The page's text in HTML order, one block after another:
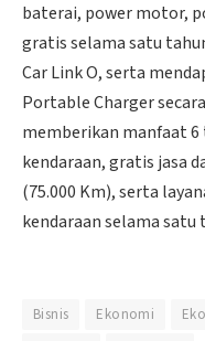
baterai, power motor,
gratis selama satu
Car Link O, serta
Portable Charger
memberikan manfaat 6
kendaraan, gratis jasa
(75.000 Km), serta
kendaraan selama satu
Bisnis Ekonomi